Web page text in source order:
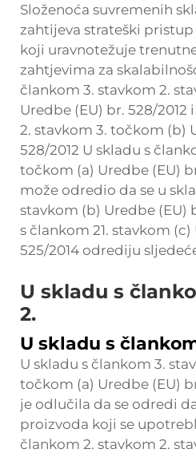
Složenoća suvremenih
zahtijeva strateški
koji uravnotežuje
zahtjevima za
člankom 3. stavkom 2.
Uredbe (EU) br. 528/
2. stavkom 3. točkom (b)
528/2012 U skladu s
točkom (a) Uredbe (EU)
može odredio da se u
stavkom (b) Uredbe (EU)
s člankom 21. stavkom (c)
525/2014 odrediju
U skladu s
2.
U skladu s
U skladu s člankom 3.
točkom (a) Uredbe (EU)
je odlučila da se odredi
proizvoda koji se
člankom 2. stavkom 2.